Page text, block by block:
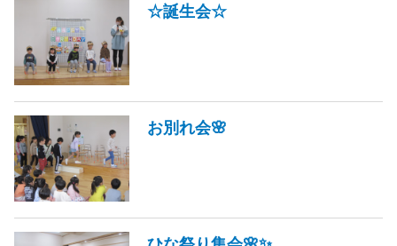
☆誕生会☆
お別れ会🌸